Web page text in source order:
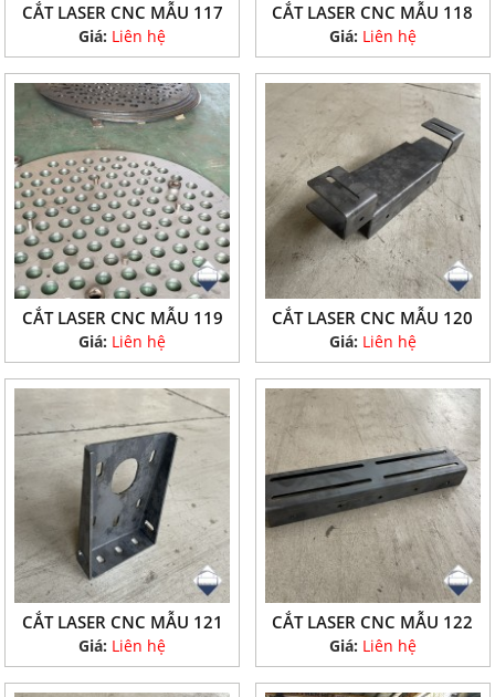
CẮT LASER CNC MẪU 117
Giá: Liên hệ
CẮT LASER CNC MẪU 118
Giá: Liên hệ
CẮT LASER CNC MẪU 119
Giá: Liên hệ
CẮT LASER CNC MẪU 120
Giá: Liên hệ
CẮT LASER CNC MẪU 121
Giá: Liên hệ
CẮT LASER CNC MẪU 122
Giá: Liên hệ